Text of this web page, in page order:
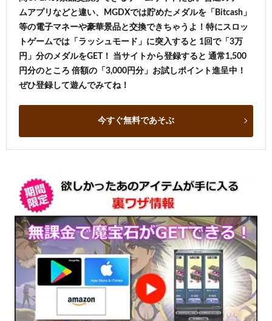
ムアプリなどと違い、MGDXでは貯めたメダルを「Bitcash」
等の電子マネーや豪華景品と交換できちゃうよ！特にスロッ
トゲームでは「ラッシュモード」に突入すると 1回で「3万
円」分のメダルをGET！ 当サイトから登録すると 通常1,500
円分のところ 倍額の「3,000円分」お試しポイント進呈中！
ぜひ登録して遊んでみてね！
今すぐ無料であそぶ